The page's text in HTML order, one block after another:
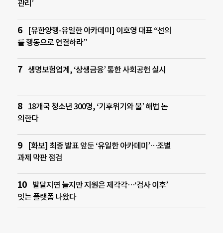
관리’
[유한양행-유일한 아카데미] 이호영 대표 “선의
를 행동으로 연결하라”
생명보험업계, ‘상생금융’ 통한 사회공헌 실시
18개국 청소년 300명, ‘기후위기와 물’ 해법 논
의한다
[화보] 최종 발표 앞둔 ‘유일한 아카데미’…조별
과제 막판 점검
발달지연 늘지만 지원은 제각각…‘검사 이후’
잇는 플랫폼 나왔다